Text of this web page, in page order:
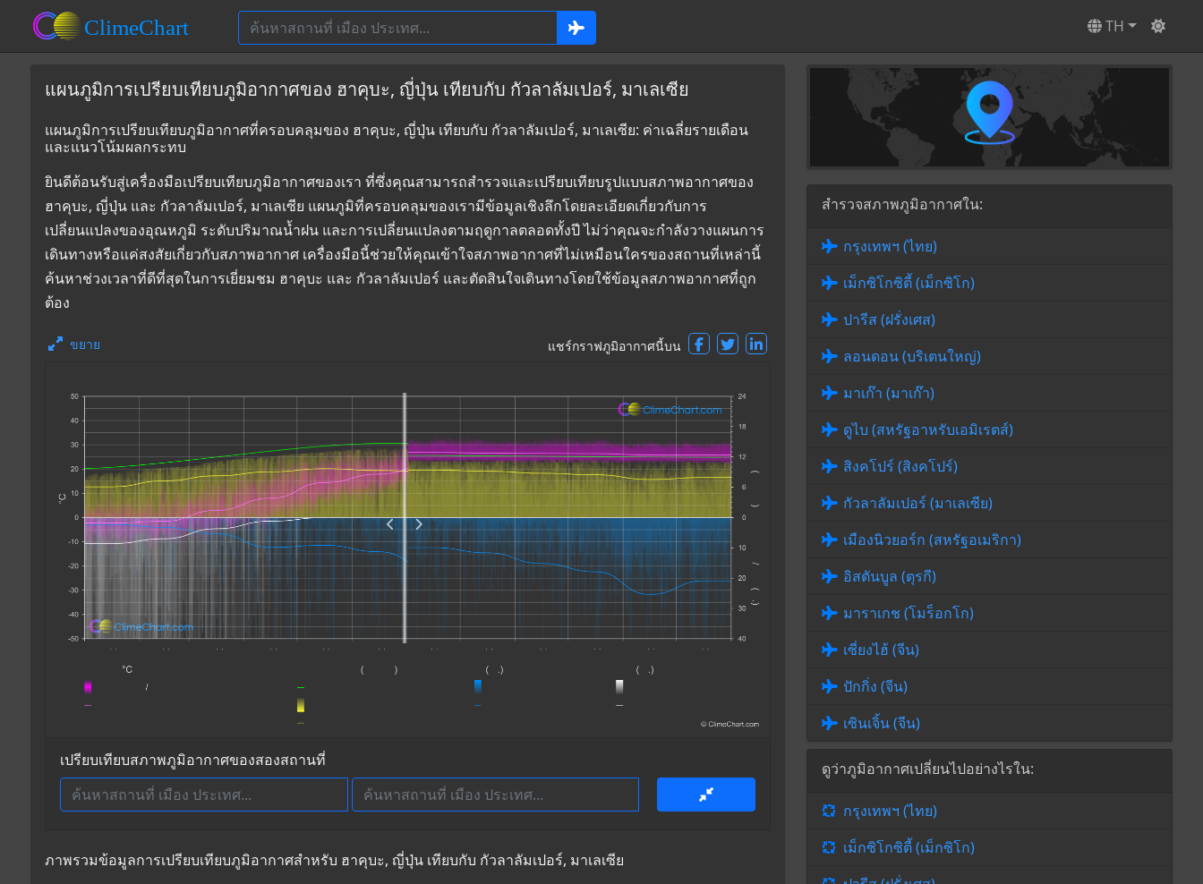
TH
แผนภูมิการเปรียบเทียบภูมิอากาศของ ฮาคุบะ, ญี่ปุ่น เทียบกับ กัวลาลัมเปอร์, มาเลเซีย
แผนภูมิการเปรียบเทียบภูมิอากาศที่ครอบคลุมของ ฮาคุบะ, ญี่ปุ่น เทียบกับ กัวลาลัมเปอร์, มาเลเซีย: ค่าเฉลี่ยรายเดือน
และแนวโน้มผลกระทบ
ยินดีต้อนรับสู่เครื่องมือเปรียบเทียบภูมิอากาศของเรา ที่ซึ่งคุณสามารถสำรวจและเปรียบเทียบรูปแบบสภาพอากาศของ
ฮาคุบะ, ญี่ปุ่น และ กัวลาลัมเปอร์, มาเลเซีย แผนภูมิที่ครอบคลุมของเรามีข้อมูลเชิงลึกโดยละเอียดเกี่ยวกับการ
เปลี่ยนแปลงของอุณหภูมิ ระดับปริมาณน้ำฝน และการเปลี่ยนแปลงตามฤดูกาลตลอดทั้งปี ไม่ว่าคุณจะกำลังวางแผนการ
เดินทางหรือแค่สงสัยเกี่ยวกับสภาพอากาศ เครื่องมือนี้ช่วยให้คุณเข้าใจสภาพอากาศที่ไม่เหมือนใครของสถานที่เหล่านี้
ค้นหาช่วงเวลาที่ดีที่สุดในการเยี่ยมชม ฮาคุบะ และ กัวลาลัมเปอร์ และตัดสินใจเดินทางโดยใช้ข้อมูลสภาพอากาศที่ถูก
ต้อง
ขยาย แชร์กราฟภูมิอากาศนี้บน
เปรียบเทียบสภาพภูมิอากาศของสองสถานที่
ภาพรวมข้อมูลการเปรียบเทียบภูมิอากาศสำหรับ ฮาคุบะ, ญี่ปุ่น เทียบกับ กัวลาลัมเปอร์, มาเลเซีย
สำรวจสภาพภูมิอากาศใน:
กรุงเทพฯ (ไทย)
เม็กซิโกซิตี้ (เม็กซิโก)
ปารีส (ฝรั่งเศส)
ลอนดอน (บริเตนใหญ่)
มาเก๊า (มาเก๊า)
ดูไบ (สหรัฐอาหรับเอมิเรตส์)
สิงคโปร์ (สิงคโปร์)
กัวลาลัมเปอร์ (มาเลเซีย)
เมืองนิวยอร์ก (สหรัฐอเมริกา)
อิสตันบูล (ตุรกี)
มาราเกช (โมร็อกโก)
เซี่ยงไฮ้ (จีน)
ปักกิ่ง (จีน)
เซินเจิ้น (จีน)
ดูว่าภูมิอากาศเปลี่ยนไปอย่างไรใน:
กรุงเทพฯ (ไทย)
เม็กซิโกซิตี้ (เม็กซิโก)